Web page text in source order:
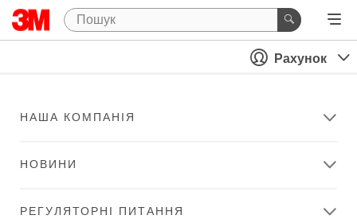
Рахунок
НАША КОМПАНІЯ
НОВИНИ
РЕГУЛЯТОРНІ ПИТАННЯ